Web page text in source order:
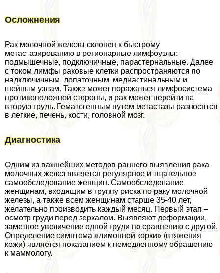
Осложнения
Рак молочной железы склонен к быстрому
метастазированию в регионарные лимфоузлы:
подмышечные, подключичные, парастернальные. Далее
с током лимфы paковые клетки распространяются по
надключичным, лопаточным, медиастинальным и
шейным узлам. Также может поражаться лимфосистема
противоположной стороны, и paк может перейти на
вторую гpyдь. Гематогенным путем метастазы разносятся
в легкие, печень, кости, головной мозг.
Диагностика
Одним из важнейших методов раннего выявления paка
молочных желез является регулярное и тщательное
самообследование женщин. Самообследование
женщинам, входящим в группу риска по paку молочной
железы, а также всем женщинам старше 35-40 лет,
желательно производить каждый месяц. Первый этап –
осмотр гpyди перед зеркалом. Выявляют деформации,
заметное увеличение одной гpyди по сравнению с другой.
Определение симптома «лимонной корки» (втяжения
кожи) является показанием к немедленному обращению
к маммологу.